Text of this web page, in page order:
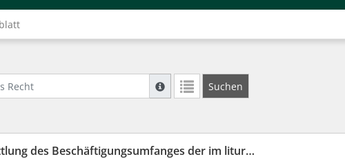
Suche mit Platzhalter "*", Bsp. Pfarrer*,
Suchen
der im liturgischen Dienst tätigen Mitarbeitenden nach KAVO